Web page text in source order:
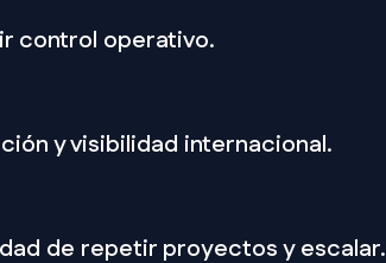
control operativo.
y visibilidad internacional.
de repetir proyectos y escalar.